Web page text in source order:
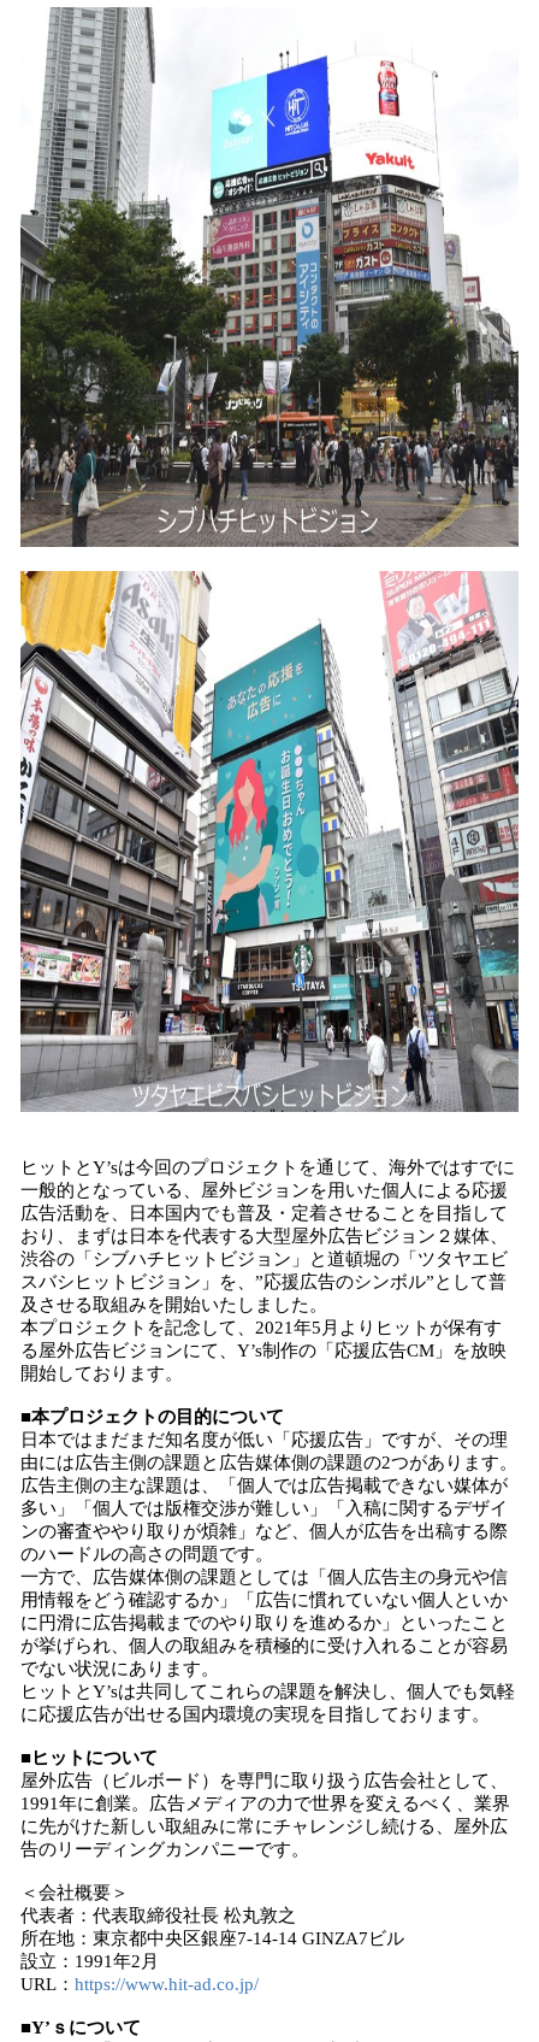
ヒットとY’sは今回のプロジェクトを通じて、海外ではすでに
一般的となっている、屋外ビジョンを用いた個人による応援
広告活動を、日本国内でも普及・定着させることを目指して
おり、まずは日本を代表する大型屋外広告ビジョン２媒体、
渋谷の「シブハチヒットビジョン」と道頓堀の「ツタヤエビ
スバシヒットビジョン」を、”応援広告のシンボル”として普
及させる取組みを開始いたしました。
本プロジェクトを記念して、2021年5月よりヒットが保有す
る屋外広告ビジョンにて、Y’s制作の「応援広告CM」を放映
開始しております。
■本プロジェクトの目的について
日本ではまだまだ知名度が低い「応援広告」ですが、その理
由には広告主側の課題と広告媒体側の課題の2つがあります。
広告主側の主な課題は、「個人では広告掲載できない媒体が
多い」「個人では版権交渉が難しい」「入稿に関するデザイ
ンの審査ややり取りが煩雑」など、個人が広告を出稿する際
のハードルの高さの問題です。
一方で、広告媒体側の課題としては「個人広告主の身元や信
用情報をどう確認するか」「広告に慣れていない個人といか
に円滑に広告掲載までのやり取りを進めるか」といったこと
が挙げられ、個人の取組みを積極的に受け入れることが容易
でない状況にあります。
ヒットとY’sは共同してこれらの課題を解決し、個人でも気軽
に応援広告が出せる国内環境の実現を目指しております。
■ヒットについて
屋外広告（ビルボード）を専門に取り扱う広告会社として、
1991年に創業。広告メディアの力で世界を変えるべく、業界
に先がけた新しい取組みに常にチャレンジし続ける、屋外広
告のリーディングカンパニーです。
＜会社概要＞
代表者：代表取締役社長 松丸敦之
所在地：東京都中央区銀座7-14-14 GINZA7ビル
設立：1991年2月
URL： https://www.hit-ad.co.jp/
■Y’ｓについて